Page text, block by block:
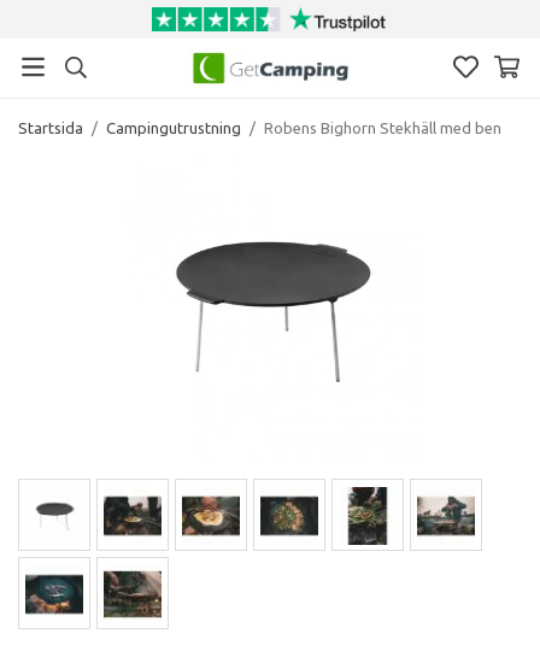
Startsida / Campingutrustning / Robens Bighorn Stekhäll med ben